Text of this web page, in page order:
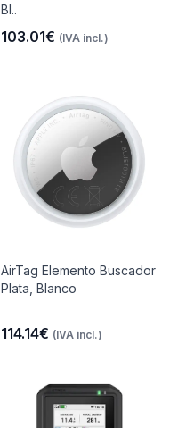
Bl..
103.01€ (IVA incl.)
AirTag Elemento Buscador
Plata, Blanco
114.14€ (IVA incl.)